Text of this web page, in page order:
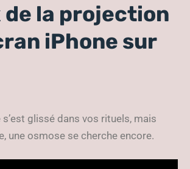
de la projection
iPhone sur
s’est glissé dans vos rituels, mais
une osmose se cherche encore.